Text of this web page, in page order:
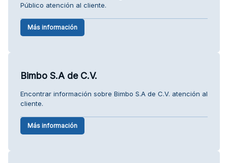
Público atención al cliente.
Más información
Bimbo S.A de C.V.
Encontrar información sobre Bimbo S.A de C.V. atención al
cliente.
Más información